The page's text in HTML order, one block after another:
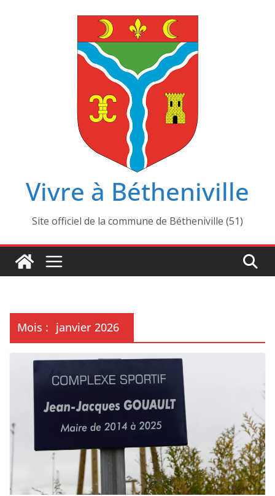
Vivre à Bétheniville
Site officiel de la commune de Bétheniville (51)
Mois : janvier 2026